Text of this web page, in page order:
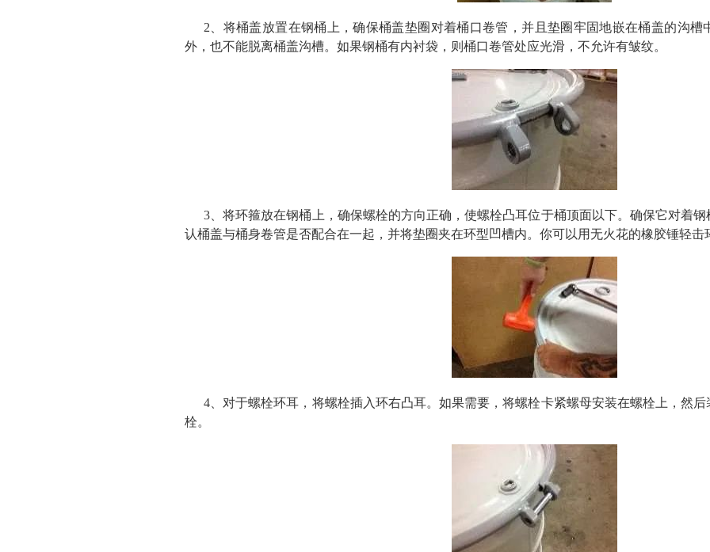
2、将桶盖放置在钢桶上，确保桶盖垫圈对着桶口卷管，并且垫圈牢固地嵌在桶盖的沟槽
外，也不能脱离桶盖沟槽。如果钢桶有内衬袋，则桶口卷管处应光滑，不允许有皱纹。
3、将环箍放在钢桶上，确保螺栓的方向正确，使螺栓凸耳位于桶顶面以下。确保它对着
认桶盖与桶身卷管是否配合在一起，并将垫圈夹在环型凹槽内。你可以用无火花的橡胶锤轻击
4、对于螺栓环耳，将螺栓插入环右凸耳。如果需要，将螺栓卡紧螺母安装在螺栓上，然
栓。